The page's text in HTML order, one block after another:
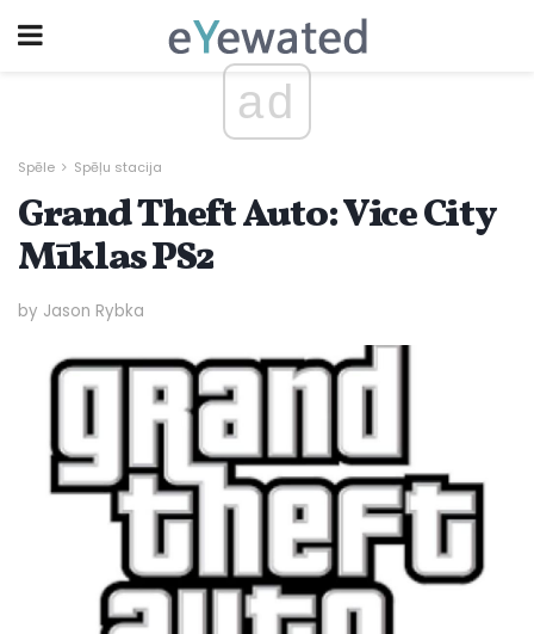
ad
Spēle Spēļu stacija
Grand Theft Auto: Vice City
Mīklas PS2
by Jason Rybka